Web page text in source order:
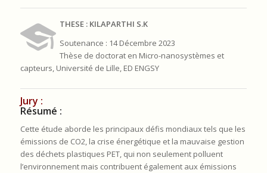
THESE : KILAPARTHI S.K
Soutenance : 14 Décembre 2023
Thèse de doctorat en Micro-nanosystèmes et
capteurs, Université de Lille, ED ENGSY
Jury :
Résumé :
Cette étude aborde les principaux défis mondiaux tels que les
émissions de CO2, la crise énergétique et la mauvaise gestion
des déchets plastiques PET, qui non seulement polluent
l’environnement mais contribuent également aux émissions